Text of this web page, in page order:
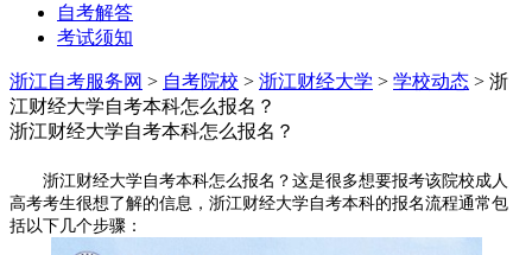
自考解答
考试须知
浙江自考服务网 > 自考院校 > 浙江财经大学 > 学校动态 > 浙
江财经大学自考本科怎么报名？
浙江财经大学自考本科怎么报名？
浙江财经大学自考本科怎么报名？这是很多想要报考该院校成人
高考考生很想了解的信息，浙江财经大学自考本科的报名流程通常包
括以下几个步骤：